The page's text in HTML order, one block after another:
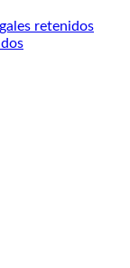
retenidos